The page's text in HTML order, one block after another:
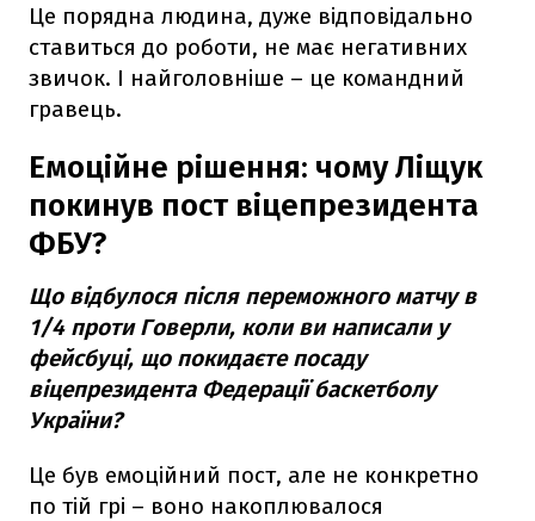
Це порядна людина, дуже відповідально
ставиться до роботи, не має негативних
звичок. І найголовніше – це командний
гравець.
Емоційне рішення: чому Ліщук
покинув пост віцепрезидента
ФБУ?
Що відбулося після переможного матчу в
1/4 проти Говерли, коли ви написали у
фейсбуці, що покидаєте посаду
віцепрезидента Федерації баскетболу
України?
Це був емоційний пост, але не конкретно
по тій грі – воно накоплювалося